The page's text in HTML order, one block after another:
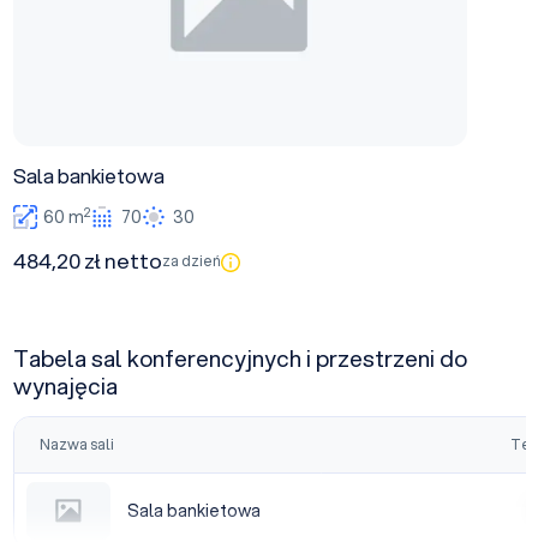
Sala bankietowa
60 m2 70 30
484,20 zł nettoza dzień
Tabela sal konferencyjnych i przestrzeni do
wynajęcia
Nazwa sali
Sala bankietowa
Sala bankietowa